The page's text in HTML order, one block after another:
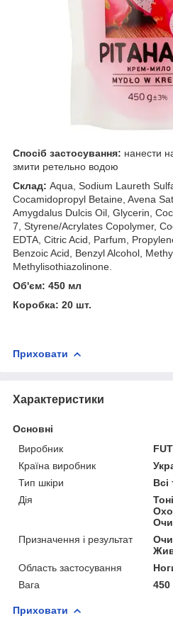
Спосіб застосування: нанести
змити ретельно водою
Склад: Aqua, Sodium Laureth
Cocamidopropyl Betaine, Avena
Amygdalus Dulcis Oil, Glycerin,
7, Styrene/Acrylates Copolymer,
EDTA, Citric Acid, Parfum,
Benzoic Acid, Benzyl Alcohol,
Methylisothiazolinone.
Об'єм: 450 мл
Коробка: 20 шт.
Приховати
Характеристики
Основні
Виробник
Країна виробник
Тип шкіри
Всі
Дія
Призначення і результат
Область застосування
Вага
450
Приховати